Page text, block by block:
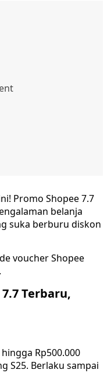
Promo Shopee 7.7
belanja
suka berburu diskon
voucher Shopee
Terbaru,
Rp500.000
S25. Berlaku sampai